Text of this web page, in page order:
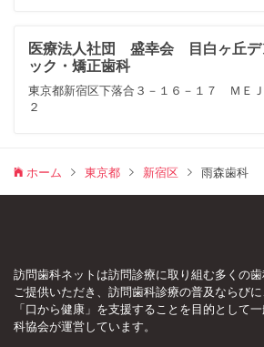
医療法人社団 盛幸会 目白ヶ丘デ
ック・矯正歯科
東京都新宿区下落合３－１６－１７ ＭＥ
２
ホーム 東京都 新宿区 雨森歯科
訪問歯科ネットは訪問診療に取り組む多くの
ご提供いただき、訪問歯科診療の普及ならびに
「口から健康」を支援することを目的として
科協会が運営しています。